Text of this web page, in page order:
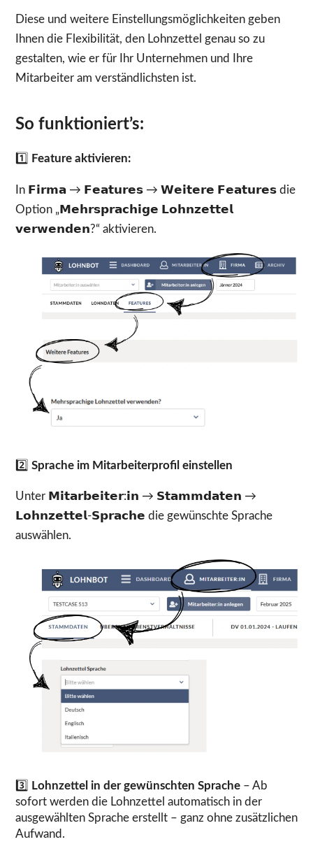
Diese und weitere Einstellungsmöglichkeiten geben
Ihnen die Flexibilität, den Lohnzettel genau so zu
gestalten, wie er für Ihr Unternehmen und Ihre
Mitarbeiter am verständlichsten ist.
So funktioniert’s:
1️⃣ Feature aktivieren:
In 𝗙𝗶𝗿𝗺𝗮 → 𝗙𝗲𝗮𝘁𝘂𝗿𝗲𝘀 → 𝗪𝗲𝗶𝘁𝗲𝗿𝗲 𝗙𝗲𝗮𝘁𝘂𝗿𝗲𝘀 die
Option „𝗠𝗲𝗵𝗿𝘀𝗽𝗿𝗮𝗰𝗵𝗶𝗴𝗲 𝗟𝗼𝗵𝗻𝘇𝗲𝘁𝘁𝗲𝗹
𝘃𝗲𝗿𝘄𝗲𝗻𝗱𝗲𝗻?“ aktivieren.
2️⃣ Sprache im Mitarbeiterprofil einstellen
Unter 𝗠𝗶𝘁𝗮𝗿𝗯𝗲𝗶𝘁𝗲𝗿:𝗶𝗻 → 𝗦𝘁𝗮𝗺𝗺𝗱𝗮𝘁𝗲𝗻 →
𝗟𝗼𝗵𝗻𝘇𝗲𝘁𝘁𝗲𝗹-𝗦𝗽𝗿𝗮𝗰𝗵𝗲 die gewünschte Sprache
auswählen.
3️⃣ Lohnzettel in der gewünschten Sprache – Ab
sofort werden die Lohnzettel automatisch in der
ausgewählten Sprache erstellt – ganz ohne zusätzlichen
Aufwand.